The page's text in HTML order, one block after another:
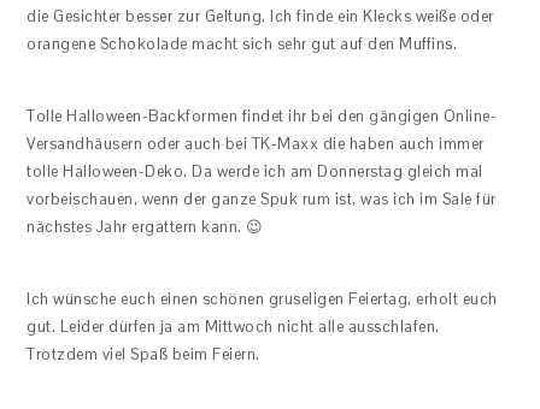
die Gesichter besser zur Geltung. Ich finde ein Klecks weiße oder
orangene Schokolade macht sich sehr gut auf den Muffins.
Tolle Halloween-Backformen findet ihr bei den gängigen Online-
Versandhäusern oder auch bei TK-Maxx die haben auch immer
tolle Halloween-Deko. Da werde ich am Donnerstag gleich mal
vorbeischauen, wenn der ganze Spuk rum ist, was ich im Sale für
nächstes Jahr ergattern kann. 😉
Ich wünsche euch einen schönen gruseligen Feiertag, erholt euch
gut. Leider dürfen ja am Mittwoch nicht alle ausschlafen.
Trotzdem viel Spaß beim Feiern.